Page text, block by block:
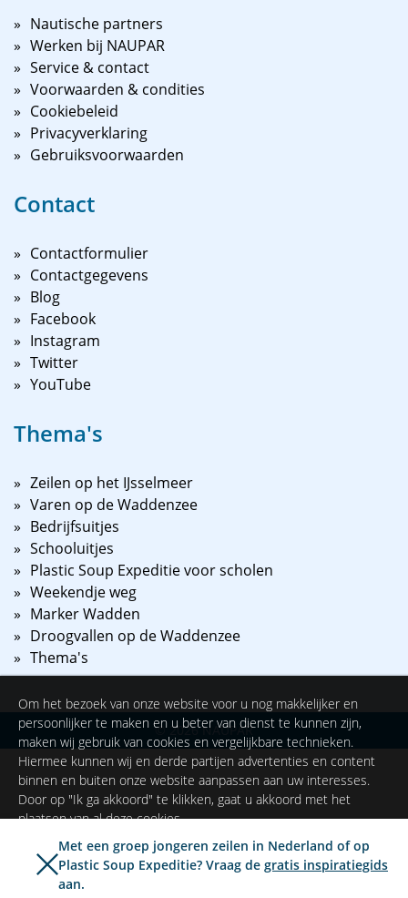
Nautische partners
Werken bij NAUPAR
Service & contact
Voorwaarden & condities
Cookiebeleid
Privacyverklaring
Gebruiksvoorwaarden
Contact
Contactformulier
Contactgegevens
Blog
Facebook
Instagram
Twitter
YouTube
Thema's
Zeilen op het IJsselmeer
Varen op de Waddenzee
Bedrijfsuitjes
Schooluitjes
Plastic Soup Expeditie voor scholen
Weekendje weg
Marker Wadden
Droogvallen op de Waddenzee
Thema's
© 2026NAUPAR
Met een groep jongeren zeilen in Nederland of op
Plastic Soup Expeditie? Vraag de gratis inspiratiegids
aan.
Om het bezoek van onze website voor u nog makkelijker en
persoonlijker te maken en u beter van dienst te kunnen zijn,
maken wij gebruik van cookies en vergelijkbare technieken.
Hiermee kunnen wij en derde partijen advertenties en content
binnen en buiten onze website aanpassen aan uw interesses.
Door op "Ik ga akkoord" te klikken, gaat u akkoord met het
plaatsen van al deze cookies.
Ik ga akkoord Instellingen